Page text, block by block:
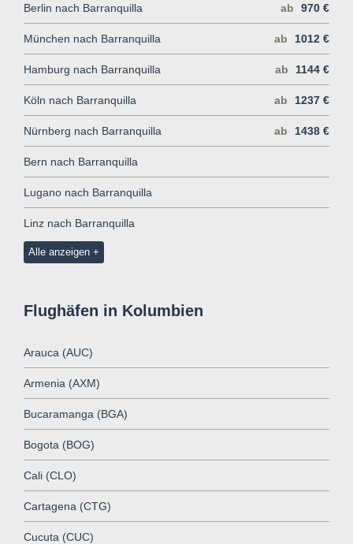
Berlin nach Barranquilla ab 970 €
München nach Barranquilla ab 1012 €
Hamburg nach Barranquilla ab 1144 €
Köln nach Barranquilla ab 1237 €
Nürnberg nach Barranquilla ab 1438 €
Bern nach Barranquilla
Lugano nach Barranquilla
Linz nach Barranquilla
Alle anzeigen
Flughäfen in Kolumbien
Arauca (AUC)
Armenia (AXM)
Bucaramanga (BGA)
Bogota (BOG)
Cali (CLO)
Cartagena (CTG)
Cucuta (CUC)